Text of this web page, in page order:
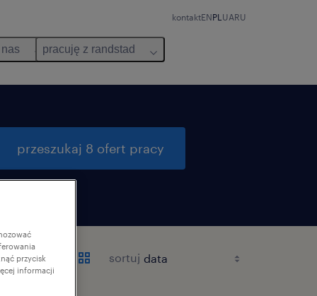
kontaktENPL UARU
pracuję z randstad
przeszukaj 8 ofert pracy
sortuj
przycisk
informacji